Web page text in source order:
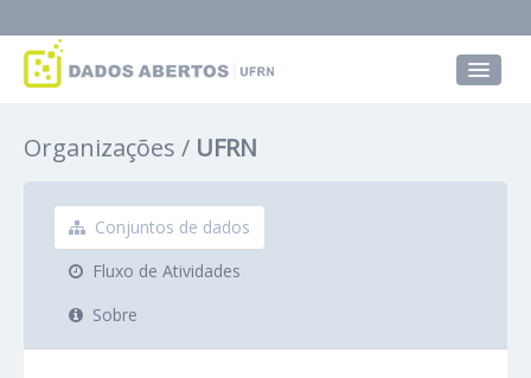
Grupos
Sobre
Organizações UFRN
Conjuntos de dados
Fluxo de Atividades
Sobre